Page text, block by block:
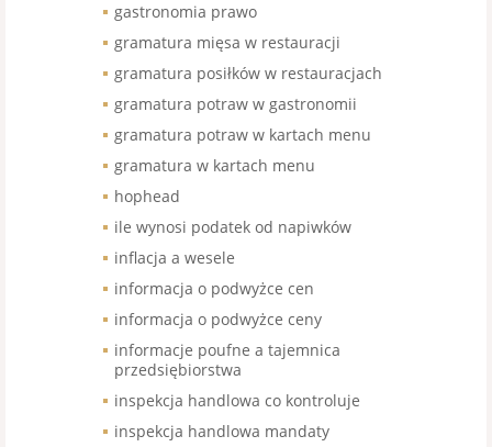
gastronomia prawo
gramatura mięsa w restauracji
gramatura posiłków w restauracjach
gramatura potraw w gastronomii
gramatura potraw w kartach menu
gramatura w kartach menu
hophead
ile wynosi podatek od napiwków
inflacja a wesele
informacja o podwyżce cen
informacja o podwyżce ceny
informacje poufne a tajemnica
przedsiębiorstwa
inspekcja handlowa co kontroluje
inspekcja handlowa mandaty